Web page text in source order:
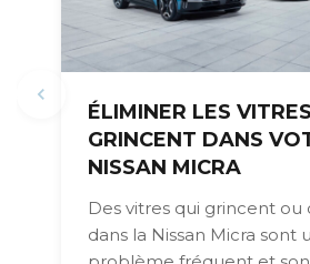
ÉLIMINER LES
GRINCENT DANS
NISSAN MICRA
Des vitres qui grincent ou
dans la Nissan Micra sont